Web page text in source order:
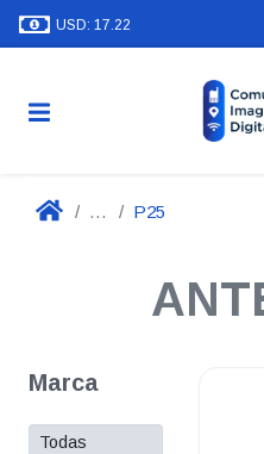
USD: 17.22
... P25
Marca
Todas